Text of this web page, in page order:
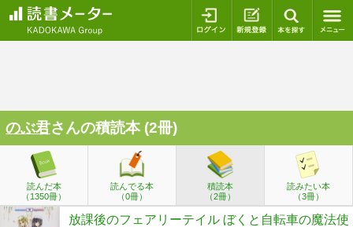
ログイン 新規登録
のぶ君さんの積読本 (2冊)
読んだ本
（1350冊）
読んでる本
（0冊）
積読本
（2冊）
読みたい本
（3冊）
放課後のフェアリーテイル ぼくと自転車の魔法使